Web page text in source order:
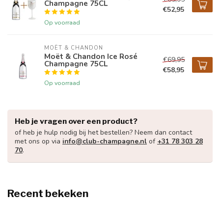
Champagne 75CL
Op voorraad
€52,95
MOËT & CHANDON
Moët & Chandon Ice Rosé
Champagne 75CL
Op voorraad
€69,95
€58,95
Heb je vragen over een product?
of heb je hulp nodig bij het bestellen? Neem dan contact
met ons op via info@club-champagne.nl of +31 78 303 28
70.
Recent bekeken